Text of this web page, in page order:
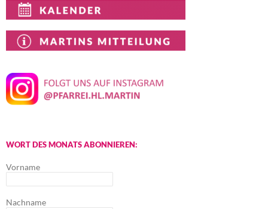
WORT DES MONATS ABONNIEREN:
Vorname
Nachname